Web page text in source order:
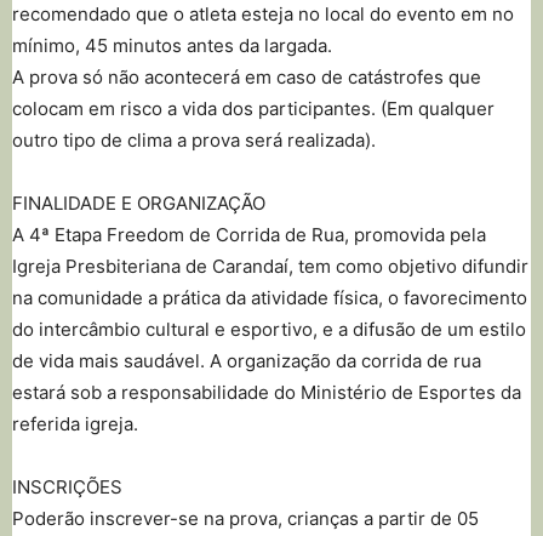
recomendado que o atleta esteja no local do evento em no
mínimo, 45 minutos antes da largada.
A prova só não acontecerá em caso de catástrofes que
colocam em risco a vida dos participantes. (Em qualquer
outro tipo de clima a prova será realizada).
FINALIDADE E ORGANIZAÇÃO
A 4ª Etapa Freedom de Corrida de Rua, promovida pela
Igreja Presbiteriana de Carandaí, tem como objetivo difundir
na comunidade a prática da atividade física, o favorecimento
do intercâmbio cultural e esportivo, e a difusão de um estilo
de vida mais saudável. A organização da corrida de rua
estará sob a responsabilidade do Ministério de Esportes da
referida igreja.
INSCRIÇÕES
Poderão inscrever-se na prova, crianças a partir de 05